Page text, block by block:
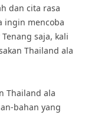
dan cita rasa
ingin mencoba
saja, kali
Thailand ala
Thailand ala
bahan yang